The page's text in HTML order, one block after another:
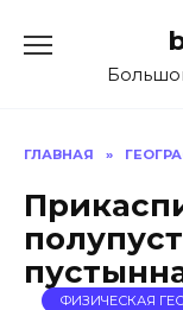
содержанию
ГЛАВНАЯ »
ФИЗИЧЕСКАЯ